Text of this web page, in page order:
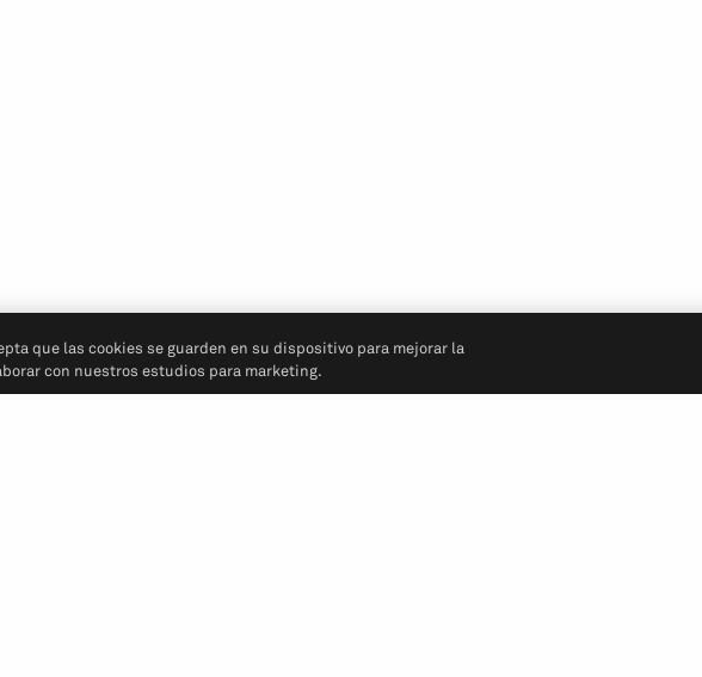
que las cookies se guarden en su dispositivo para mejorar la
con nuestros estudios para marketing.